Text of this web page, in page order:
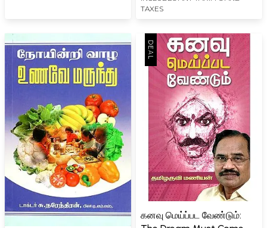
TAXES
கனவு மெய்ப்பட வேண்டும்: